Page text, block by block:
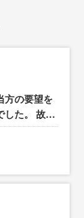
方の要望を
した。 故人
に丁寧にし
はいつで